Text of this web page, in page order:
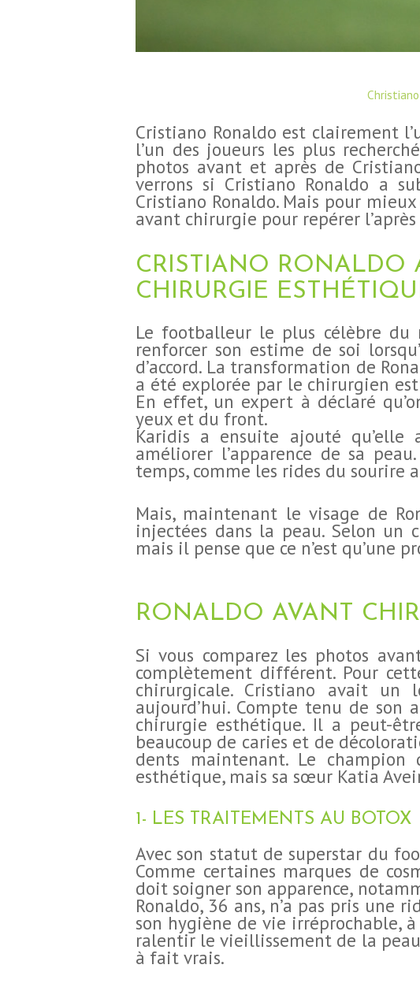
CHIRURGIE
ESTHÉTIQUE
INTERVENTIONS
MÉDECINS
A PROPOS
DEMANDE DE
Cristiano Ronaldo est clairement
l’un des joueurs les plus
photos avant et après de
verrons si Cristiano Ronaldo a
Cristiano Ronaldo. Mais pour
avant chirurgie pour repérer l’après
CRISTIANO RONALDO
CHIRURGIE
Le footballeur le plus célèbre du
renforcer son estime de soi
d’accord. La transformation de
a été explorée par le chirurgien
En effet, un expert à déclaré
yeux et du front.
Karidis a ensuite ajouté
améliorer l’apparence de sa
temps, comme les rides du sourire
Mais, maintenant le visage de
injectées dans la peau. Selon un
mais il pense que ce n’est qu’une
RONALDO AVANT
Si vous comparez les photos
complètement différent. Pour
chirurgicale. Cristiano avait
aujourd’hui. Compte tenu de son
chirurgie esthétique. Il a peut-
beaucoup de caries et de
dents maintenant. Le
esthétique, mais sa sœur Katia
1- LES TRAITEMENTS AU BOTOX
Avec son statut de superstar du
Comme certaines marques de
doit soigner son apparence,
Ronaldo, 36 ans, n’a pas pris une
son hygiène de vie irréprochable,
ralentir le vieillissement de la
à fait vrais.